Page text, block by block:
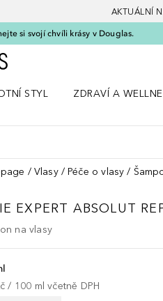
AKTUÁLNÍ
si svojí chvíli krásy v Douglas.
Domů
STYL
ZDRAVÍ A
Vlasy Péče o vlasy
EXPERT ABSOLUT
na vlasy
/ 100 ml včetně DPH